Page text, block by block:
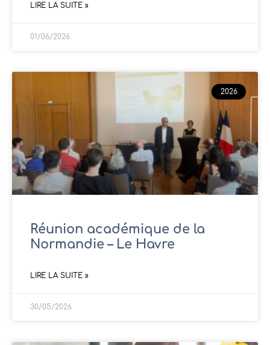
LIRE LA SUITE »
01/06/2026
2026
Réunion académique de la
Normandie – Le Havre
LIRE LA SUITE »
30/05/2026